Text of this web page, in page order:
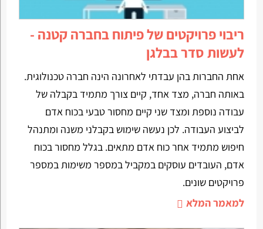
ריבוי פרויקטים של פיתוח בחברה קטנה -
לעשות סדר בבלגן
אחת החברות בהן עבדתי לאחרונה הינה חברה טכנולוגית.
באותה חברה, מצד אחד, קיים צורך מתמיד בקבלה של
עבודה נוספת ומצד שני קיים מחסור טבעי בכוח אדם
לביצוע העבודה. לכן נעשה שימוש בקבלני משנה ומתנהל
חיפוש מתמיד אחר כוח אדם מתאים. בגלל מחסור בכוח
אדם, העובדים עוסקים במקביל במספר משימות במספר
פרויקטים שונים.
למאמר המלא